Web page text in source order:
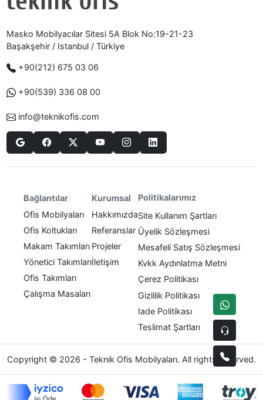
Masko Mobilyacılar Sitesi 5A Blok No:19-21-23
Başakşehir / Istanbul / Türkiye
+90(212) 675 03 06
+90(539) 336 08 00
info@teknikofis.com
Bağlantılar
Ofis Mobilyaları
Ofis Koltukları
Makam Takımları
Yönetici Takımları
Ofis Takımları
Çalışma Masaları
Kurumsal
Hakkımızda
Referanslar
Projeler
İletişim
Politikalarımız
Site Kullanım Şartları
Üyelik Sözleşmesi
Mesafeli Satış Sözleşmesi
Kvkk Aydınlatma Metni
Çerez Politikası
Gizlilik Politikası
Iade Politikası
Teslimat Şartları
Copyright © 2026 - Teknik Ofis Mobilyaları. All rights reserved.